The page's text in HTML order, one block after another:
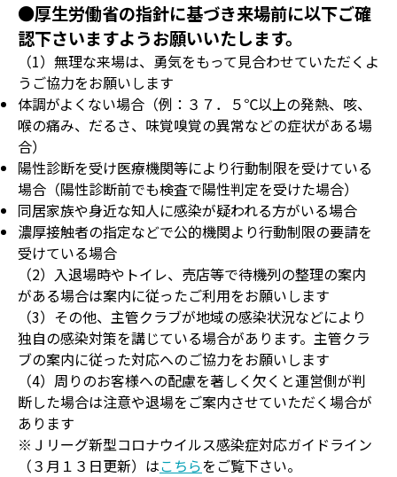
●厚生労働省の指針に基づき来場前に以下ご確
認下さいますようお願いいたします。
（1）無理な来場は、勇気をもって見合わせていただくよ
うご協力をお願いします
体調がよくない場合（例：３７．５℃以上の発熱、咳、
喉の痛み、だるさ、味覚嗅覚の異常などの症状がある場
合）
陽性診断を受け医療機関等により行動制限を受けている
場合（陽性診断前でも検査で陽性判定を受けた場合）
同居家族や身近な知人に感染が疑われる方がいる場合
濃厚接触者の指定などで公的機関より行動制限の要請を
受けている場合
（2）入退場時やトイレ、売店等で待機列の整理の案内
がある場合は案内に従ったご利用をお願いします
（3）その他、主管クラブが地域の感染状況などにより
独自の感染対策を講じている場合があります。主管クラ
ブの案内に従った対応へのご協力をお願いします
（4）周りのお客様への配慮を著しく欠くと運営側が判
断した場合は注意や退場をご案内させていただく場合が
あります
※Ｊリーグ新型コロナウイルス感染症対応ガイドライン
（３月１３日更新）はこちらをご覧下さい。